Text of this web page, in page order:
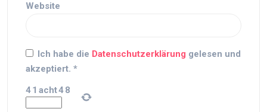
Website
Ich habe die Datenschutzerklärung gelesen und
akzeptiert. *
41 acht48